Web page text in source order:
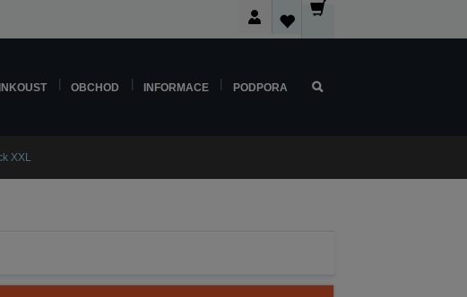
INKOUST OBCHOD INFORMACE PODPORA
XXL